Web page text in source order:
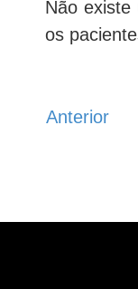
Não
os
Anterior